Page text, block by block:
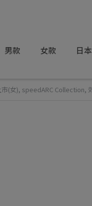
男款 女款 日
(女), speedARC Collection,